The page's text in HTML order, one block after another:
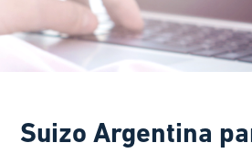
Suizo Argentina